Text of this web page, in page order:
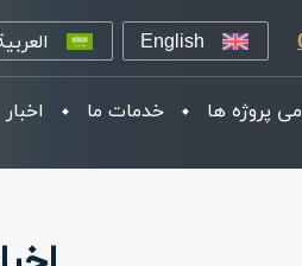
English
پروژه ها خدمات ما اخبار